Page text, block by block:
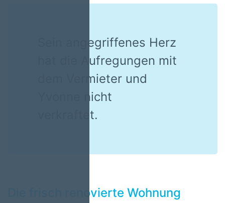
Sein angegriffenes Herz
hat die Aufregungen mit
dem Vermieter und
Yvonne nicht
verkraftet.
Die frisch renovierte Wohnung